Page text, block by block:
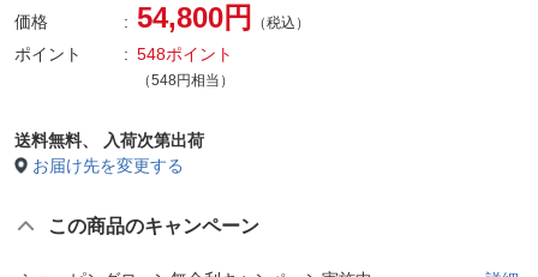
価格 54,800円 （税込）
ポイント 548ポイント
（548円相当）
送料無料、
入荷次第出荷
お届け先を変更する
この商品のキャンペーン